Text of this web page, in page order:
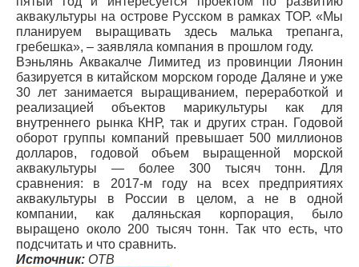
аквакультуры на острове Русском в рамках ТОР. «Мы
планируем выращивать здесь малька трепанга,
гребешка», – заявляла компания в прошлом году.
Вэньлянь Аквакалче Лимитед из провинции Ляонин
базируется в китайском морском городе Даляне и уже
30 лет занимается выращиванием, переработкой и
реализацией объектов марикультуры как для
внутреннего рынка КНР, так и других стран. Годовой
оборот группы компаний превышает 500 миллионов
долларов, годовой объем выращенной морской
аквакультуры — более 300 тысяч тонн. Для
сравнения: в 2017-м году на всех предприятиях
аквакультуры в России в целом, а не в одной
компании, как даляньская корпорация, было
выращено около 200 тысяч тонн. Так что есть, что
подсчитать и что сравнить.
Источник: ОТВ